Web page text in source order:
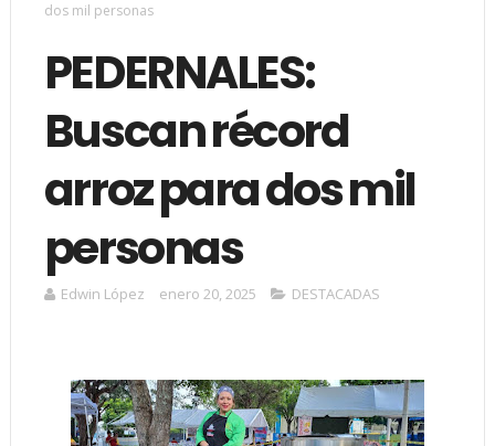
dos mil personas
PEDERNALES:
Buscan récord
arroz para dos mil
personas
Edwin López enero 20, 2025 DESTACADAS